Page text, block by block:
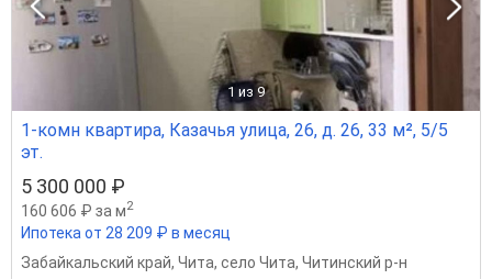
1 из 9
1-комн квартира, Казачья улица, 26, д. 26, 33 м², 5/5
эт.
5 300 000 ₽
160 606 ₽ за м2
Ипотека от 28 209 ₽ в месяц
Забайкальский край, Чита, село Чита, Читинский р-н